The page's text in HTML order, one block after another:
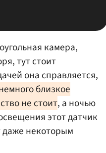
камера,
тут стоит
она справляется,
близкое
не стоит, а ночью
этот датчик
даже некоторым